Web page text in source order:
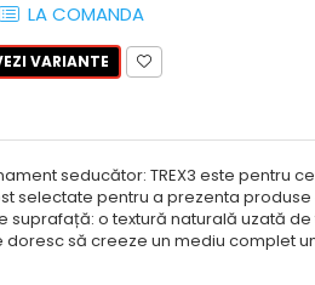
LA COMANDA
VARIANTE
seducător: TREX3 este pentru
selectate pentru a prezenta
suprafață: o textură naturală uzată
doresc să creeze un mediu complet